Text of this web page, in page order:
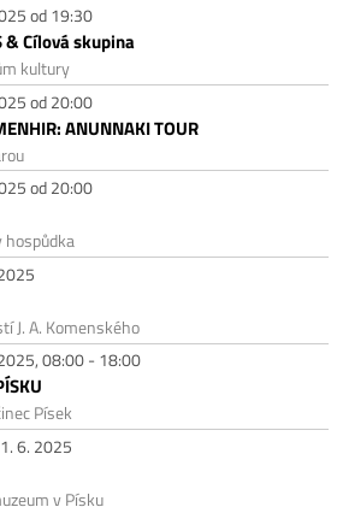
od 19:30
& Cílová skupina
kultury
od 20:00
ANUNNAKI TOUR
od 20:00
hospůdka
J. A. Komenského
08:00 - 18:00
Písek
6. 2025
v Písku